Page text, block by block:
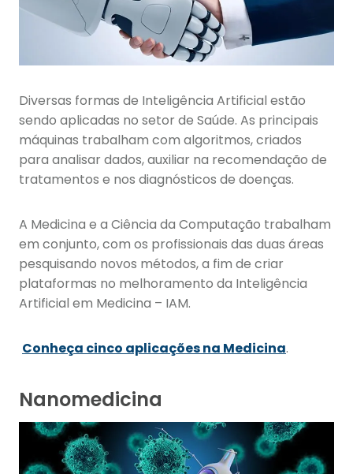
Diversas formas de Inteligência Artificial estão
sendo aplicadas no setor de Saúde. As principais
máquinas trabalham com algoritmos, criados
para analisar dados, auxiliar na recomendação de
tratamentos e nos diagnósticos de doenças.
A Medicina e a Ciência da Computação trabalham
em conjunto, com os profissionais das duas áreas
pesquisando novos métodos, a fim de criar
plataformas no melhoramento da Inteligência
Artificial em Medicina – IAM.
Conheça cinco aplicações na Medicina.
Nanomedicina